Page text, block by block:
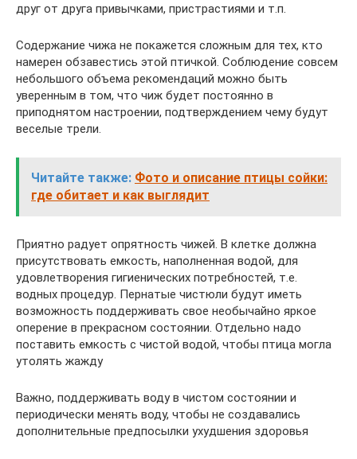
друг от друга привычками, пристрастиями и т.п.
Содержание чижа не покажется сложным для тех, кто
намерен обзавестись этой птичкой. Соблюдение совсем
небольшого объема рекомендаций можно быть
уверенным в том, что чиж будет постоянно в
приподнятом настроении, подтверждением чему будут
веселые трели.
Читайте также: Фото и описание птицы сойки:
где обитает и как выглядит
Приятно радует опрятность чижей. В клетке должна
присутствовать емкость, наполненная водой, для
удовлетворения гигиенических потребностей, т.е.
водных процедур. Пернатые чистюли будут иметь
возможность поддерживать свое необычайно яркое
оперение в прекрасном состоянии. Отдельно надо
поставить емкость с чистой водой, чтобы птица могла
утолять жажду
Важно, поддерживать воду в чистом состоянии и
периодически менять воду, чтобы не создавались
дополнительные предпосылки ухудшения здоровья